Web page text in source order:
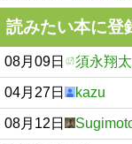
読みたい本に登
08月09日 須永翔太
04月27日 kazu
08月12日